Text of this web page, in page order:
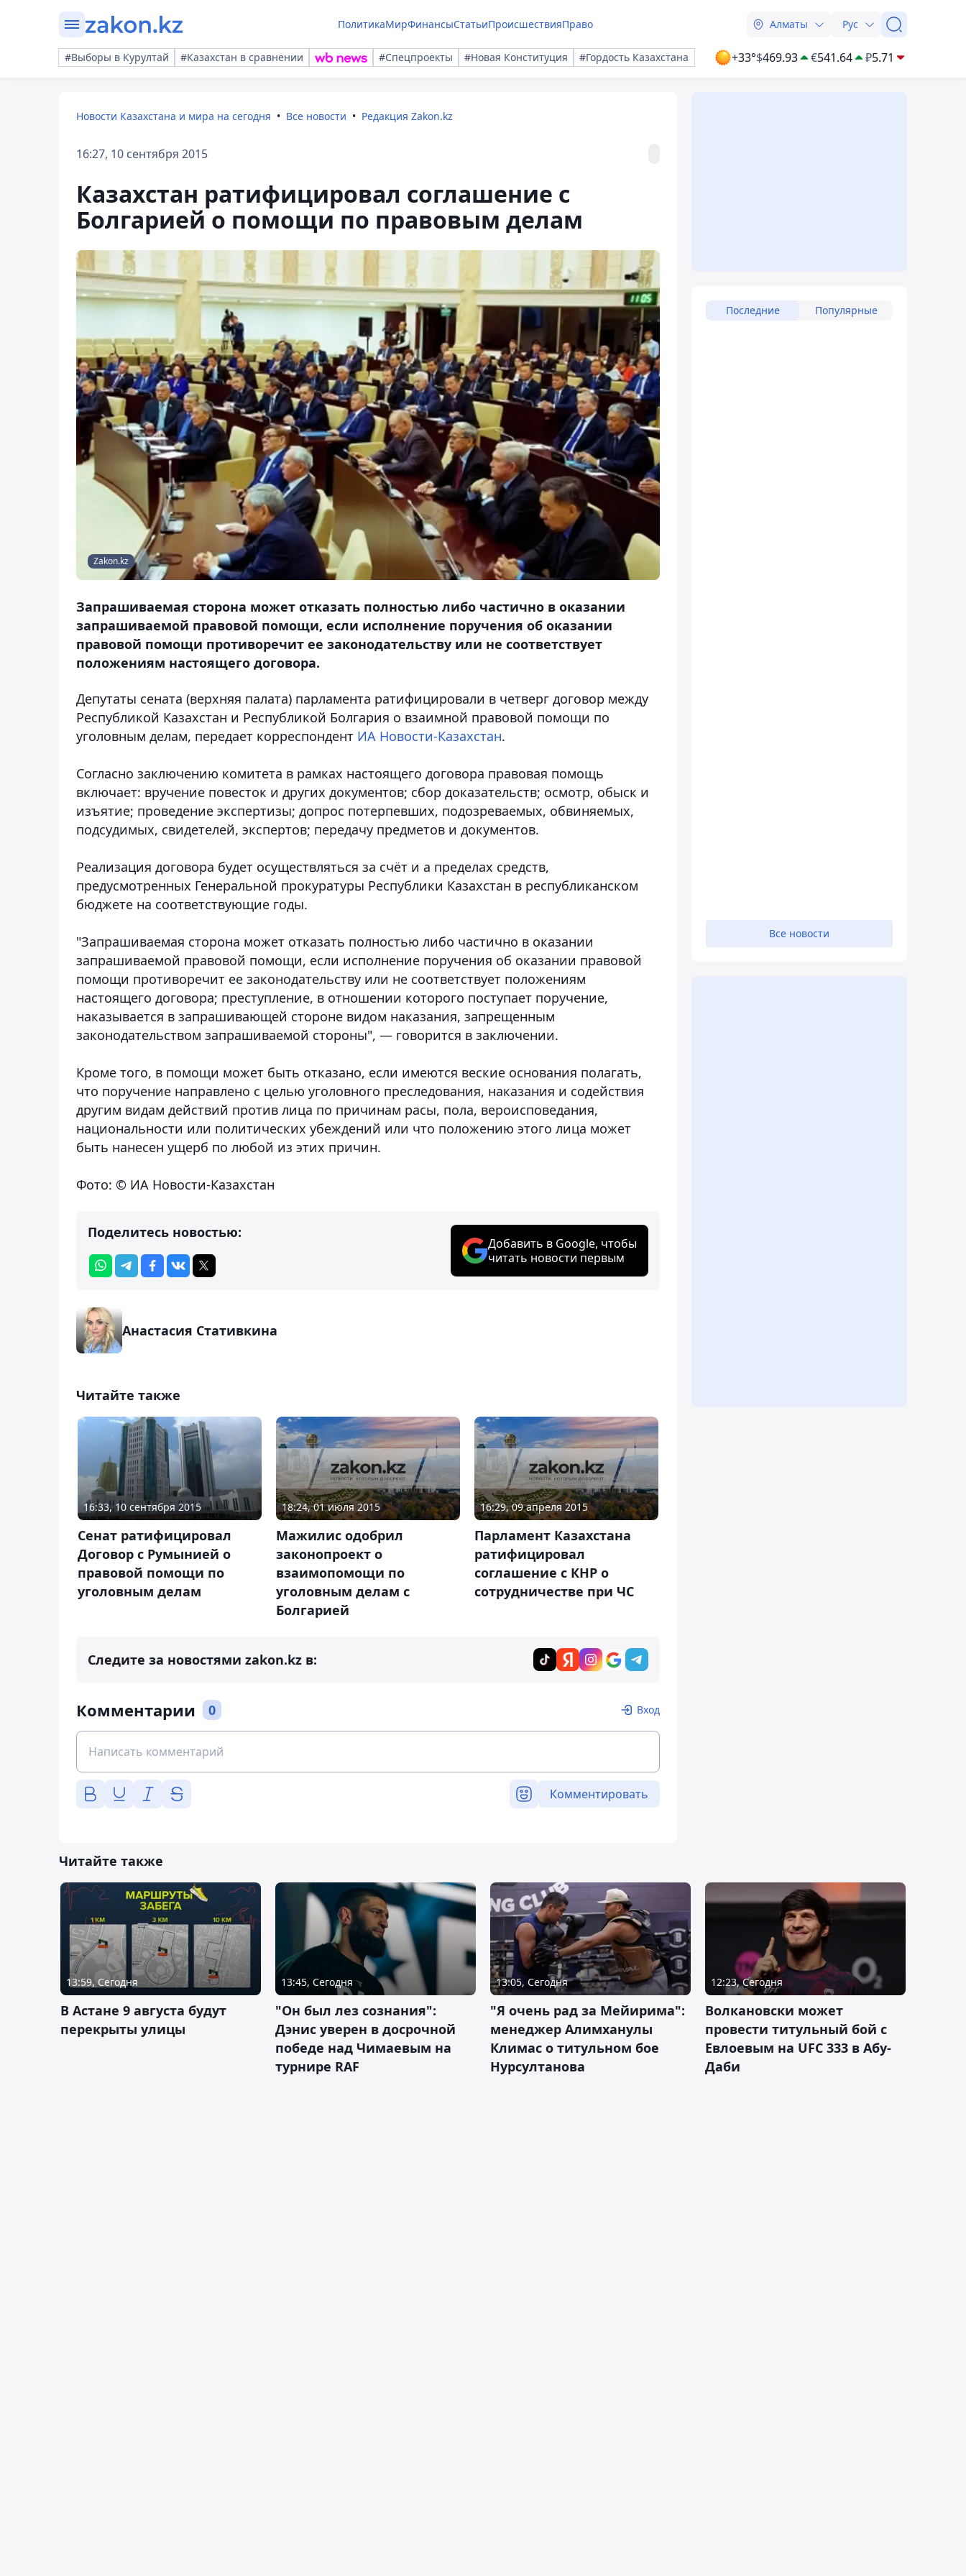
ПолитикаМирФинансыСтатьиПроисшествияПраво Алматы Рус
#Выборы в Курултай #Казахстан в сравнении #Спецпроекты #Новая Конституция #Гордость Казахстана +33°$469.93 €541.64 ₽5.71
Новости Казахстана и мира на сегодня Все новости Редакция Zakon.kz
16:27, 10 сентября 2015
Казахстан ратифицировал соглашение с
Болгарией о помощи по правовым делам
Zakon.kz
Запрашиваемая сторона может отказать полностью либо частично в оказании
запрашиваемой правовой помощи, если исполнение поручения об оказании
правовой помощи противоречит ее законодательству или не соответствует
положениям настоящего договора.
Депутаты сената (верхняя палата) парламента ратифицировали в четверг договор между
Республикой Казахстан и Республикой Болгария о взаимной правовой помощи по
уголовным делам, передает корреспондент ИА Новости-Казахстан.
Согласно заключению комитета в рамках настоящего договора правовая помощь
включает: вручение повесток и других документов; сбор доказательств; осмотр, обыск и
изъятие; проведение экспертизы; допрос потерпевших, подозреваемых, обвиняемых,
подсудимых, свидетелей, экспертов; передачу предметов и документов.
Реализация договора будет осуществляться за счёт и а пределах средств,
предусмотренных Генеральной прокуратуры Республики Казахстан в республиканском
бюджете на соответствующие годы.
"Запрашиваемая сторона может отказать полностью либо частично в оказании
запрашиваемой правовой помощи, если исполнение поручения об оказании правовой
помощи противоречит ее законодательству или не соответствует положениям
настоящего договора; преступление, в отношении которого поступает поручение,
наказывается в запрашивающей стороне видом наказания, запрещенным
законодательством запрашиваемой стороны", — говорится в заключении.
Кроме того, в помощи может быть отказано, если имеются веские основания полагать,
что поручение направлено с целью уголовного преследования, наказания и содействия
другим видам действий против лица по причинам расы, пола, вероисповедания,
национальности или политических убеждений или что положению этого лица может
быть нанесен ущерб по любой из этих причин.
Фото: © ИА Новости-Казахстан
Поделитесь новостью:
Добавить в Google, чтобы
читать новости первым
Анастасия Стативкина
Читайте также
16:33, 10 сентября 2015
Сенат ратифицировал
Договор с Румынией о
правовой помощи по
уголовным делам
18:24, 01 июля 2015
Мажилис одобрил
законопроект о
взаимопомощи по
уголовным делам с
Болгарией
16:29, 09 апреля 2015
Парламент Казахстана
ратифицировал
соглашение с КНР о
сотрудничестве при ЧС
Следите за новостями zakon.kz в:
Комментарии 0 Вход
Комментировать
Последние Популярные
Все новости
Читайте также
13:59, Сегодня
В Астане 9 августа будут
перекрыты улицы
13:45, Сегодня
"Он был лез сознания":
Дэнис уверен в досрочной
победе над Чимаевым на
турнире RAF
13:05, Сегодня
"Я очень рад за Мейирима":
менеджер Алимханулы
Климас о титульном бое
Нурсултанова
12:23, Сегодня
Волкановски может
провести титульный бой с
Евлоевым на UFC 333 в Абу-
Даби